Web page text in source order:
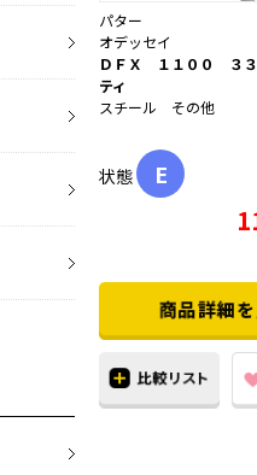
パター
オデッセイ
ＤＦＸ １１００ ３
ティ
スチール その他
状態 E